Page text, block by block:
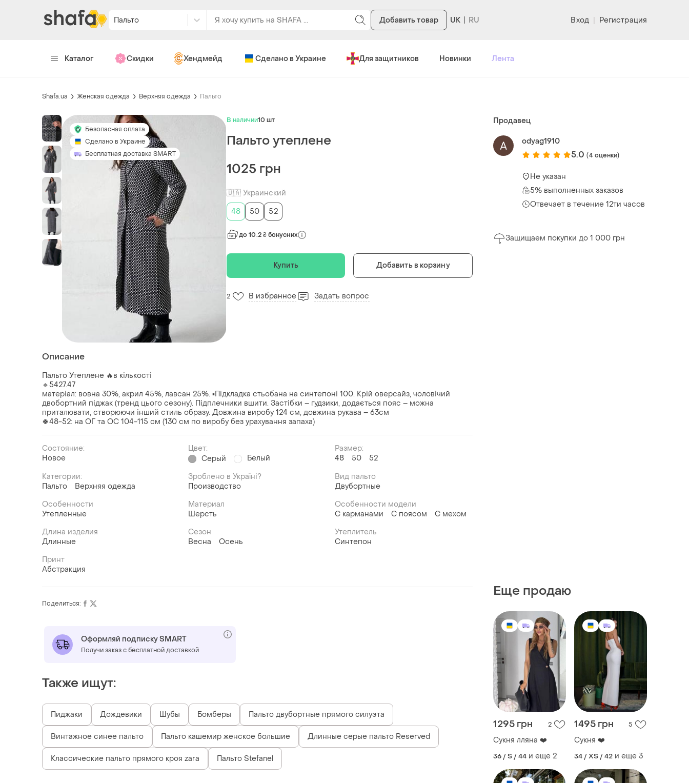
Пальто Добавить товар UK Вход | Регистрация
Каталог Скидки Хендмейд Сделано в Украине Для защитников Новинки Лента
Shafa.ua Женская одежда Верхняя одежда Пальто
Безопасная оплата
Сделано в Украине
Бесплатная доставка SMART
В наличии10 шт
Пальто утеплене
1025 грн
🇺🇦 Украинский
48
50 52
до 10.2 ₴ бонусних
Купить Добавить в корзину
2 В избранное Задать вопрос
Описание
Пальто Утеплене 🔥в кількості
🔹5427.47
матеріал: вовна 30%, акрил 45%, лавсан 25%. ▪️Підкладка стьобана на синтепоні 100. Крій оверсайз, чоловічий
двобортний піджак (тренд цього сезону). Підплечники вшити. Застібки – гудзики, додається пояс – можна
приталювати, створюючи інший стиль образу. Довжина виробу 124 см, довжина рукава – 63см
🍀48-52: на ОГ та ОС 104-115 см (130 см по виробу без урахування запаха)
Состояние:
Новое
Цвет:
Серый
Белый
Размер:
48
50
52
Категории:
Пальто
Верхняя одежда
Зроблено в Україні?
Производство
Вид пальто
Двубортные
Особенности
Утепленные
Материал
Шерсть
Особенности модели
С карманами
С поясом
С мехом
Длина изделия
Длинные
Сезон
Весна
Осень
Утеплитель
Синтепон
Принт
Абстракция
Продавец
odyag1910
5.0 (4 оценки)
Не указан
5% выполненных заказов
Отвечает в течение 12ти часов
Защищаем покупки до 1 000 грн
Еще продаю
1295 грн 2
Сукня лляна ❤️
36 / S / 44 и еще 2
1495 грн 5
Сукня ❤️
34 / XS / 42 и еще 3
Поделиться:
Оформляй подписку SMART
Получи заказ с бесплатной доставкой
Также ищут:
Пиджаки Дождевики Шубы Бомберы Пальто двубортные прямого силуэта
Винтажное синее пальто Пальто кашемир женское большие Длинные серые пальто Reserved
Классические пальто прямого кроя zara Пальто Stefanel